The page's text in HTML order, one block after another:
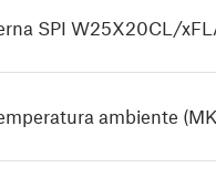
SPI W25X20CL/
ambiente